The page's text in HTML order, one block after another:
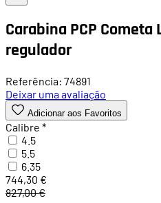
Carabina PCP Cometa
regulador
Referência: 74891
Deixar uma avaliação
Adicionar aos Favoritos
Calibre *
4.5
5.5
6.35
744,30 €
827,00 €